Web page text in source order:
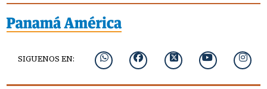
SIGUENOS EN: